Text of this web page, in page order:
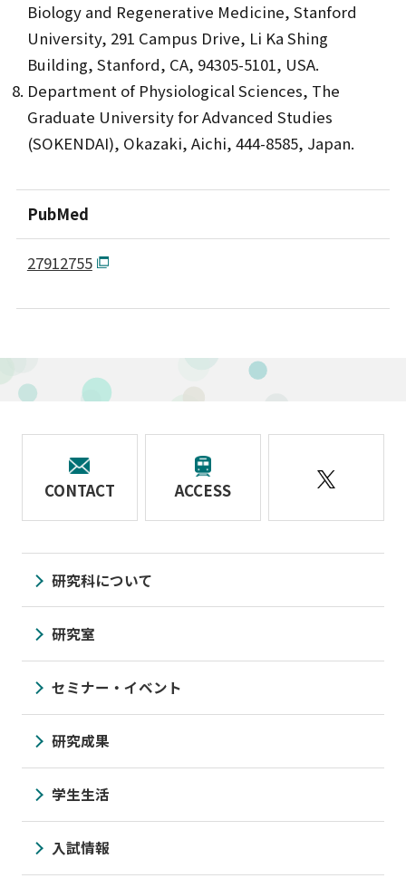
Biology and Regenerative Medicine, Stanford
University, 291 Campus Drive, Li Ka Shing
Building, Stanford, CA, 94305-5101, USA.
Department of Physiological Sciences, The
Graduate University for Advanced Studies
(SOKENDAI), Okazaki, Aichi, 444-8585, Japan.
PubMed
27912755
CONTACT ACCESS
研究科について
研究室
セミナー・イベント
研究成果
学生生活
入試情報